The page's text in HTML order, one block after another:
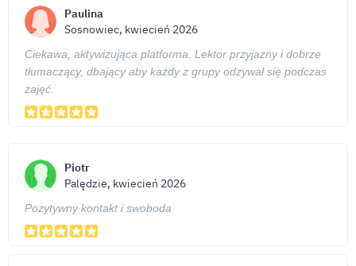
Paulina
Sosnowiec, kwiecień 2026
Ciekawa, aktywizująca platforma. Lektor przyjazny i dobrze
tłumaczący, dbający aby każdy z grupy odzywał się podczas
zajęć.
Piotr
Palędzie, kwiecień 2026
Pozytywny kontakt i swoboda